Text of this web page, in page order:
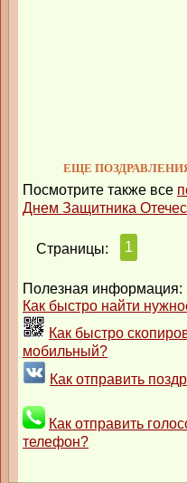
ЕЩЕ
Посмотрите также все
Днем Защитника
Страницы: 1
Полезная информация:
Как быстро найти
Как быстро
мобильный?
Как отправить
Как отправить
телефон?